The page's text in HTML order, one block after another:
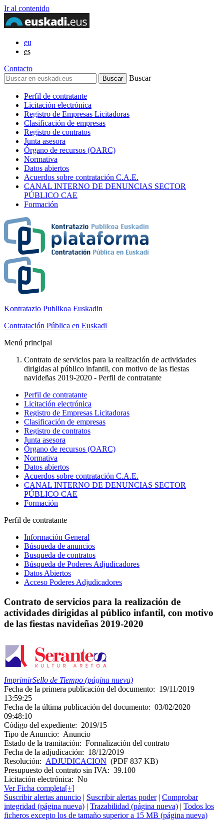
Ir al contenido
eu
es
Contacto
Buscar
Perfil de contratante
Licitación electrónica
Registro de Empresas Licitadoras
Clasificación de empresas
Registro de contratos
Junta asesora
Órgano de recursos (OARC)
Normativa
Datos abiertos
Acuerdos sobre contratación C.A.E.
CANAL INTERNO DE DENUNCIAS SECTOR
PÚBLICO CAE
Formación
Kontratazio Publikoa Euskadin
Contratación Pública en Euskadi
Menú principal
Contrato de servicios para la realización de actividades
dirigidas al público infantil, con motivo de las fiestas
navideñas 2019-2020 - Perfil de contratante
Perfil de contratante
Licitación electrónica
Registro de Empresas Licitadoras
Clasificación de empresas
Registro de contratos
Junta asesora
Órgano de recursos (OARC)
Normativa
Datos abiertos
Acuerdos sobre contratación C.A.E.
CANAL INTERNO DE DENUNCIAS SECTOR
PÚBLICO CAE
Formación
Perfil de contratante
Información General
Búsqueda de anuncios
Busqueda de contratos
Búsqueda de Poderes Adjudicadores
Datos Abiertos
Acceso Poderes Adjudicadores
Contrato de servicios para la realización de
actividades dirigidas al público infantil, con motivo
de las fiestas navideñas 2019-2020
ImprimirSello de Tiempo (página nueva)
Fecha de la primera publicación del documento: 19/11/2019
13:59:25
Fecha de la última publicación del documento: 03/02/2020
09:48:10
Código del expediente: 2019/15
Tipo de Anuncio: Anuncio
Estado de la tramitación: Formalización del contrato
Fecha de la adjudicación: 18/12/2019
Resolución: ADJUDICACION (PDF 837 KB)
Presupuesto del contrato sin IVA: 39.100
Licitación electrónica: No
Ver Ficha completa[+]
Suscribir alertas anuncio | Suscribir alertas poder| Comprobar
integridad (página nueva) | Trazabilidad (página nueva) | Todos los
ficheros excepto los de tamaño superior a 15 MB (página nueva)